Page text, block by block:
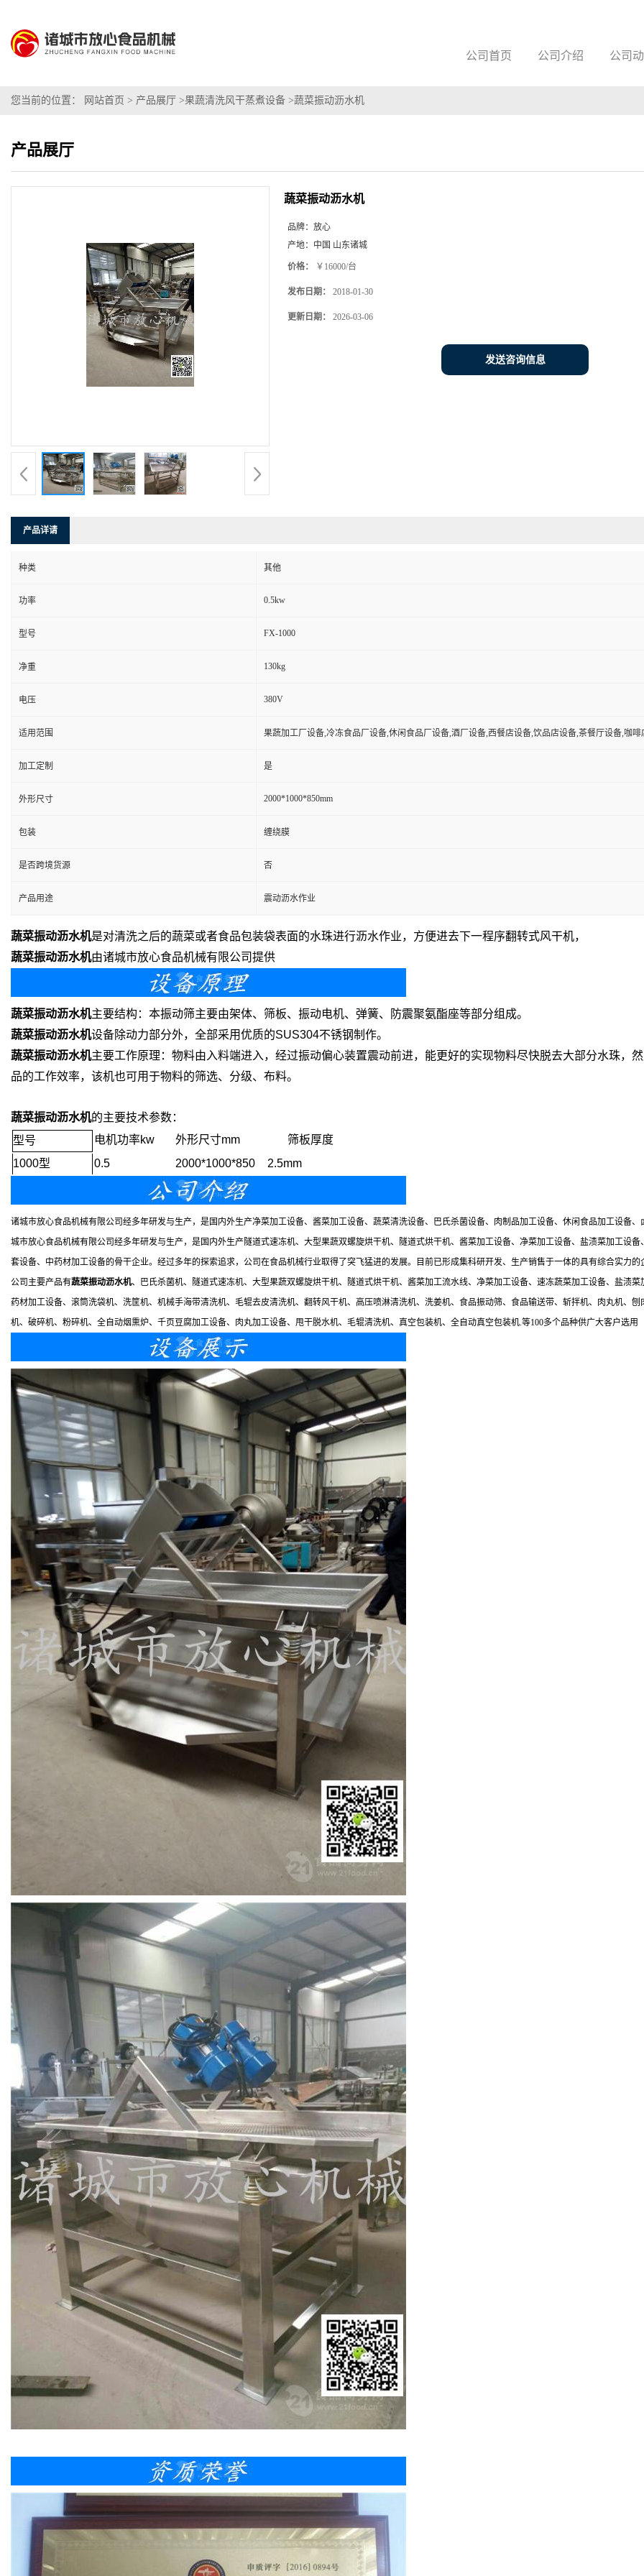
公司首页 公司介绍 公司
您当前的位置： 网站首页 > 产品展厅 >果蔬清洗风干蒸煮设备 >蔬菜振动沥水机
产品展厅
蔬菜振动沥水机
品牌： 放心
产地： 中国 山东诸城
价格： ￥16000/台
发布日期： 2018-01-30
更新日期： 2026-03-06
发送咨询信息
产品详请
种类 其他
功率 0.5kw
型号 FX-1000
净重 130kg
电压 380V
适用范围 果蔬加工厂设备,冷冻食品厂设备,休闲食品厂设备,酒厂设备,西餐店设备,饮品店设备,茶餐厅设备,咖啡
加工定制 是
外形尺寸 2000*1000*850mm
包装 缠绕膜
是否跨境货源 否
产品用途 震动沥水作业
蔬菜振动沥水机是对清洗之后的蔬菜或者食品包装袋表面的水珠进行沥水作业，方便进去下一程序翻转式风干机，
蔬菜振动沥水机由诸城市放心食品机械有限公司提供
蔬菜振动沥水机主要结构：本振动筛主要由架体、筛板、振动电机、弹簧、防震聚氨酯座等部分组成。
蔬菜振动沥水机设备除动力部分外，全部采用优质的SUS304不锈钢制作。
蔬菜振动沥水机主要工作原理：物料由入料端进入，经过振动偏心装置震动前进，能更好的实现物料尽快脱去大部分水珠，
品的工作效率，该机也可用于物料的筛选、分级、布料。
蔬菜振动沥水机的主要技术参数：
型号
电机功率kw 外形尺寸mm
筛板厚度
1000型
0.5 2000*1000*850 2.5mm
诸城市放心食品机械有限公司经多年研发与生产，是国内外生产净菜加工设备、酱菜加工设备、蔬菜清洗设备、巴氏杀菌设备、肉制品加工设备、休闲食品加工设备
城市放心食品机械有限公司经多年研发与生产，是国内外生产隧道式速冻机、大型果蔬双螺旋烘干机、隧道式烘干机、酱菜加工设备、净菜加工设备、盐渍菜加工设
套设备、中药材加工设备的骨干企业。经过多年的探索追求，公司在食品机械行业取得了突飞猛进的发展。目前已形成集科研开发、生产销售于一体的具有综合实力的
公司主要产品有蔬菜振动沥水机、巴氏杀菌机、隧道式速冻机、大型果蔬双螺旋烘干机、隧道式烘干机、酱菜加工流水线、净菜加工设备、速冻蔬菜加工设备、盐渍
药材加工设备、滚筒洗袋机、洗筐机、机械手海带清洗机、毛辊去皮清洗机、翻转风干机、高压喷淋清洗机、洗姜机、食品振动筛、食品输送带、斩拌机、肉丸机、
机、破碎机、粉碎机、全自动烟熏炉、千页豆腐加工设备、肉丸加工设备、甩干脱水机、毛辊清洗机、真空包装机、全自动真空包装机.等100多个品种供广大客户选用